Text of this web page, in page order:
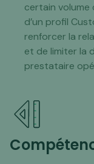
certain volume
d’un profil
renforcer la
et de limiter la
prestataire